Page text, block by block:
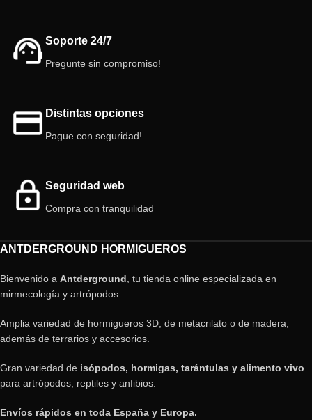
Color: Blanco
Tapa: incluida color Rojo.
fácil conexión).
Soporte 24/7
Pregunte sin compromiso!
Distintas opciones
Pague con seguridad!
Seguridad web
Compra con tranquilidad
ANTDERGROUND HORMIGUEROS
Bienvenido a Antderground , tu tienda online especializada en
mirmecología y artrópodos.
Amplia variedad de hormigueros 3D, de metacrilato o de madera,
además de terrarios y accesorios.
Gran variedad de isópodos, hormigas, tarántulas y alimento vivo
para artrópodos, reptiles y anfibios.
Envíos rápidos en toda España y Europa.